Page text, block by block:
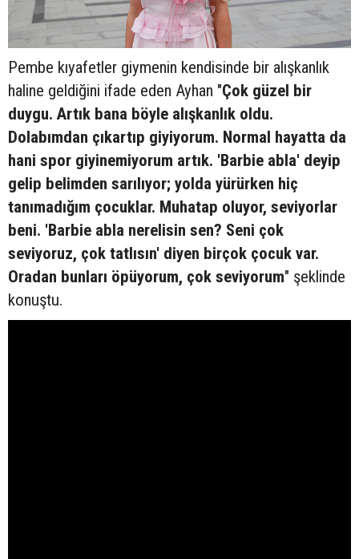
Pembe kıyafetler giymenin kendisinde bir alışkanlık
haline geldiğini ifade eden Ayhan "Çok güzel bir
duygu. Artık bana böyle alışkanlık oldu.
Dolabımdan çıkartıp giyiyorum. Normal hayatta da
hani spor giyinemiyorum artık. 'Barbie abla' deyip
gelip belimden sarılıyor; yolda yürürken hiç
tanımadığım çocuklar. Muhatap oluyor, seviyorlar
beni. 'Barbie abla nerelisin sen? Seni çok
seviyoruz, çok tatlısın' diyen birçok çocuk var.
Oradan bunları öpüyorum, çok seviyorum" şeklinde
konuştu.